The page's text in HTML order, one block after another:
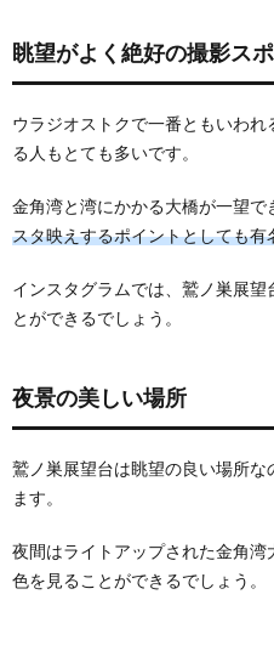
2.3.
ーニア
教会
ウラ
ジオ
スト
鷲ノ
巣展
望台
は
3.1.
途中ま
ではケ
登る
3.2.
眺望がよく絶好の撮影ス
ウラジオストクで一番ともいわ
る人もとても多いです。
金角湾と湾にかかる大橋が一望で
スタ映えするポイントとしても有
インスタグラムでは、鷲ノ巣展
とができるでしょう。
夜景の美しい場所
鷲ノ巣展望台は眺望の良い場所
ます。
夜間はライトアップされた金角
色を見ることができるでしょう。